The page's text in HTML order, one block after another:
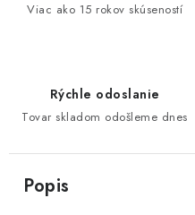
Viac ako 15 rokov skúseností
Rýchle odoslanie
Tovar skladom odošleme dnes
Popis